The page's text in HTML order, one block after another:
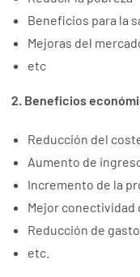
Beneficios para la
Mejoras del
etc
2. Beneficios
Reducción del
Aumento de
Incremento de la
Mejor conectividad
Reducción de
etc.